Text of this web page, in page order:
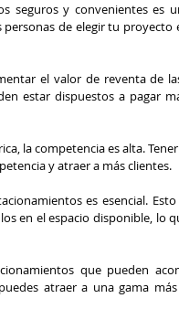
seguros y convenientes es
de elegir tu proyecto
el valor de reventa de
estar dispuestos a pagar
la competencia es alta.
y atraer a más clientes.
es esencial.
en el espacio disponible, lo
que pueden
atraer a una gama